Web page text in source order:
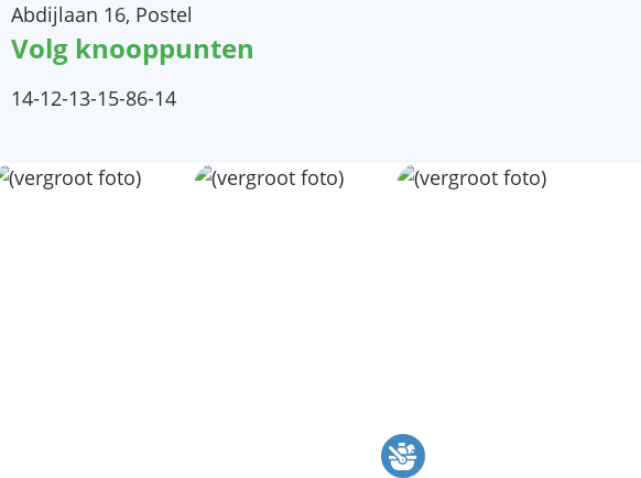
Abdijlaan 16, Postel
Volg knooppunten
14-12-13-15-86-14
Abdijwinkel Postel